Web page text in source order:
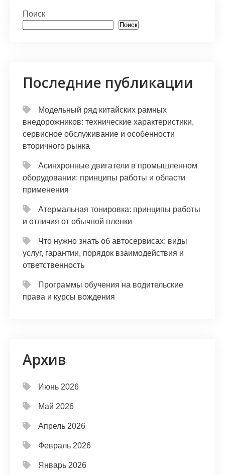
Поиск
Поиск
Последние публикации
Модельный ряд китайских рамных
внедорожников: технические характеристики,
сервисное обслуживание и особенности
вторичного рынка
Асинхронные двигатели в промышленном
оборудовании: принципы работы и области
применения
Атермальная тонировка: принципы работы
и отличия от обычной пленки
Что нужно знать об автосервисах: виды
услуг, гарантии, порядок взаимодействия и
ответственность
Программы обучения на водительские
права и курсы вождения
Архив
Июнь 2026
Май 2026
Апрель 2026
Февраль 2026
Январь 2026